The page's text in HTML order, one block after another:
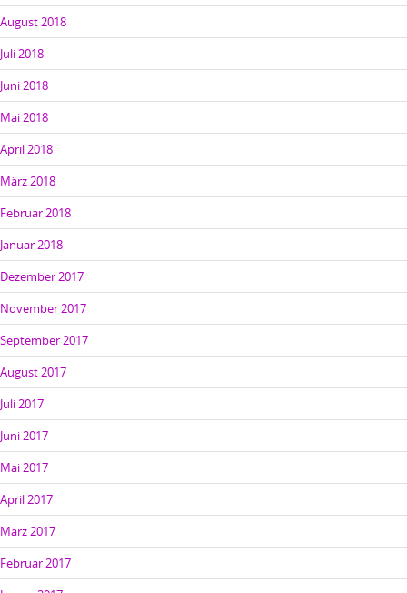
August 2018
Juli 2018
Juni 2018
Mai 2018
April 2018
März 2018
Februar 2018
Januar 2018
Dezember 2017
November 2017
September 2017
August 2017
Juli 2017
Juni 2017
Mai 2017
April 2017
März 2017
Februar 2017